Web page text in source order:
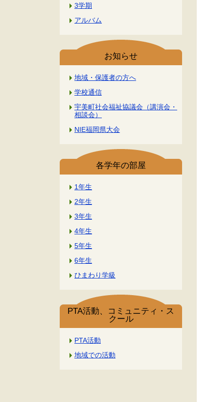
3学期
アルバム
お知らせ
地域・保護者の方へ
学校通信
宇美町社会福祉協議会（講演会・
相談会）
NIE福岡県大会
各学年の部屋
1年生
2年生
3年生
4年生
5年生
6年生
ひまわり学級
PTA活動、コミュニティ・ス
クール
PTA活動
地域での活動